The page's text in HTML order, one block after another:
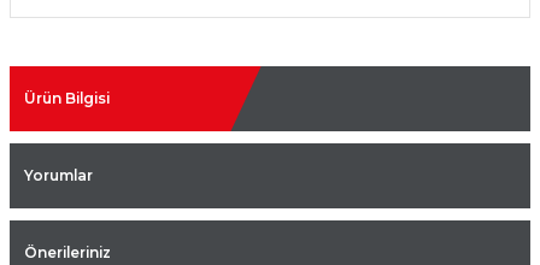
Ürün Bilgisi
Yorumlar
Önerileriniz